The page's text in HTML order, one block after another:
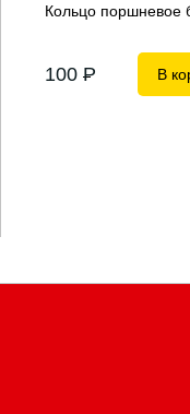
Кольцо поршневое
100 P В